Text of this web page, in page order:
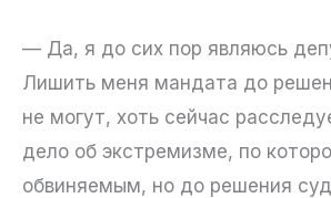
— Да, я до сих пор являюсь
Лишить меня мандата до
не могут, хоть сейчас
дело об экстремизме, по
обвиняемым, но до решения